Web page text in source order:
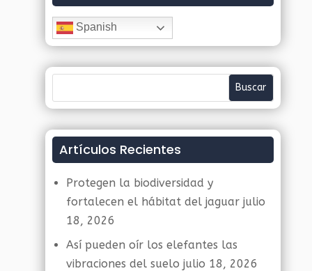
Spanish
Artículos Recientes
Protegen la biodiversidad y
fortalecen el hábitat del jaguar julio
18, 2026
Así pueden oír los elefantes las
vibraciones del suelo julio 18, 2026